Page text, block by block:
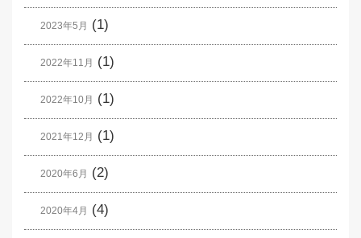
2023年5月 (1)
2022年11月 (1)
2022年10月 (1)
2021年12月 (1)
2020年6月 (2)
2020年4月 (4)